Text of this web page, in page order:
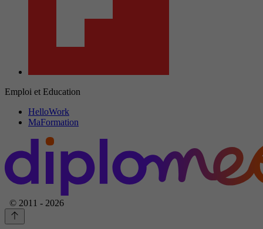
Emploi et Education
HelloWork
MaFormation
© 2011 - 2026